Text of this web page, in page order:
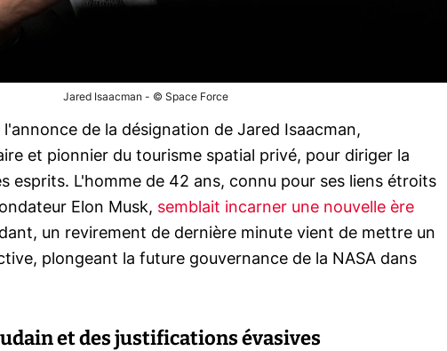
Jared Isaacman - © Space Force
l'annonce de la désignation de Jared Isaacman,
et pionnier du tourisme spatial privé, pour diriger la
esprits. L'homme de 42 ans, connu pour ses liens étroits
Elon Musk, semblait incarner une nouvelle ère
un revirement de dernière minute vient de mettre un
plongeant la future gouvernance de la NASA dans
et des justifications évasives